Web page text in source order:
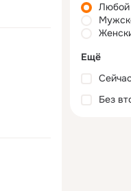
Любой
Ещё
Без